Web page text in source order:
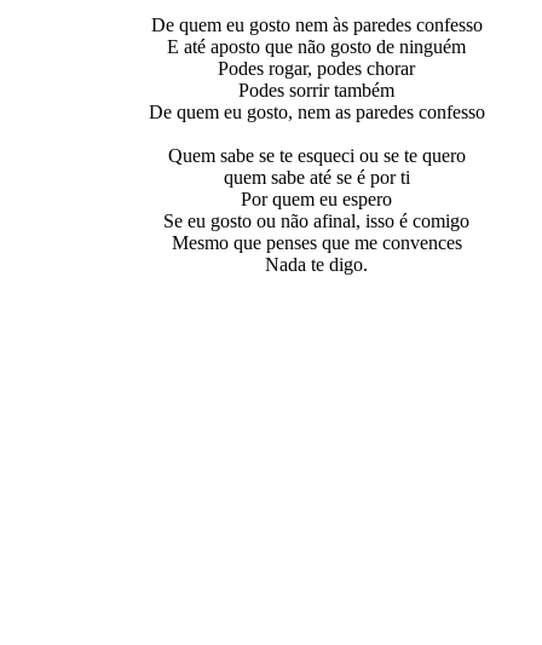
De quem eu gosto nem às paredes confesso
E até aposto que não gosto de ninguém
Podes rogar, podes chorar
Podes sorrir também
De quem eu gosto, nem as paredes confesso
Quem sabe se te esqueci ou se te quero
quem sabe até se é por ti
Por quem eu espero
Se eu gosto ou não afinal, isso é comigo
Mesmo que penses que me convences
Nada te digo.